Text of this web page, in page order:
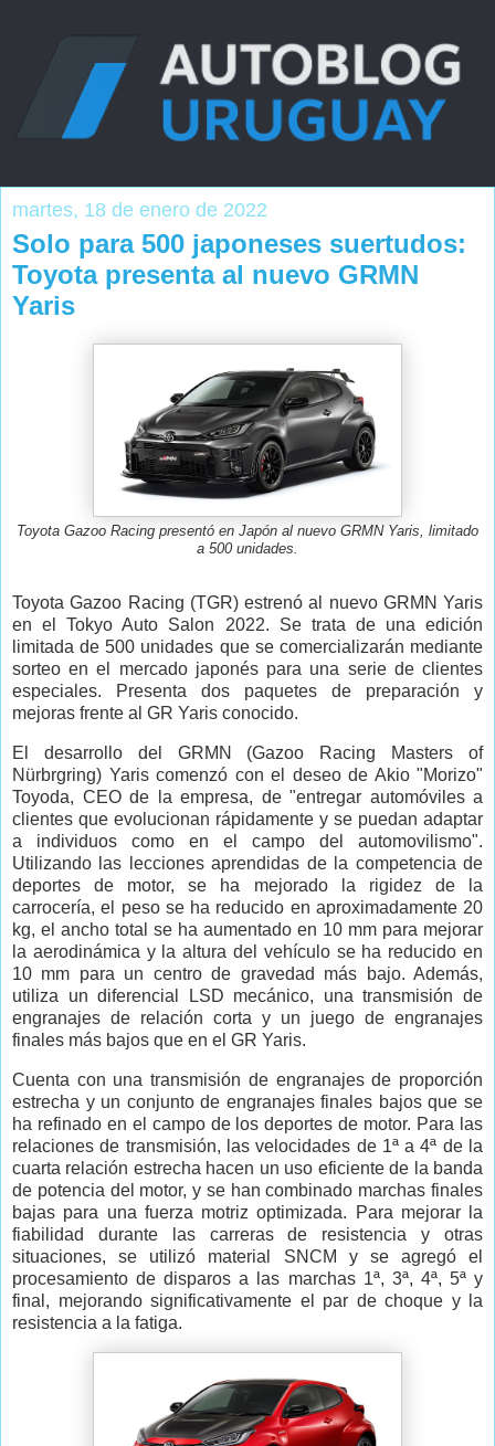
martes, 18 de enero de 2022
Solo para 500 japoneses suertudos:
Toyota presenta al nuevo GRMN
Yaris
Toyota Gazoo Racing presentó en Japón al nuevo GRMN Yaris, limitado
a 500 unidades.
Toyota Gazoo Racing (TGR) estrenó al nuevo GRMN Yaris
en el Tokyo Auto Salon 2022. Se trata de una edición
limitada de 500 unidades que se comercializarán mediante
sorteo en el mercado japonés para una serie de clientes
especiales. Presenta dos paquetes de preparación y
mejoras frente al GR Yaris conocido.
El desarrollo del GRMN (Gazoo Racing Masters of
Nürbrgring) Yaris comenzó con el deseo de Akio "Morizo"
Toyoda, CEO de la empresa, de "entregar automóviles a
clientes que evolucionan rápidamente y se puedan adaptar
a individuos como en el campo del automovilismo".
Utilizando las lecciones aprendidas de la competencia de
deportes de motor, se ha mejorado la rigidez de la
carrocería, el peso se ha reducido en aproximadamente 20
kg, el ancho total se ha aumentado en 10 mm para mejorar
la aerodinámica y la altura del vehículo se ha reducido en
10 mm para un centro de gravedad más bajo. Además,
utiliza un diferencial LSD mecánico, una transmisión de
engranajes de relación corta y un juego de engranajes
finales más bajos que en el GR Yaris.
Cuenta con una transmisión de engranajes de proporción
estrecha y un conjunto de engranajes finales bajos que se
ha refinado en el campo de los deportes de motor. Para las
relaciones de transmisión, las velocidades de 1ª a 4ª de la
cuarta relación estrecha hacen un uso eficiente de la banda
de potencia del motor, y se han combinado marchas finales
bajas para una fuerza motriz optimizada. Para mejorar la
fiabilidad durante las carreras de resistencia y otras
situaciones, se utilizó material SNCM y se agregó el
procesamiento de disparos a las marchas 1ª, 3ª, 4ª, 5ª y
final, mejorando significativamente el par de choque y la
resistencia a la fatiga.